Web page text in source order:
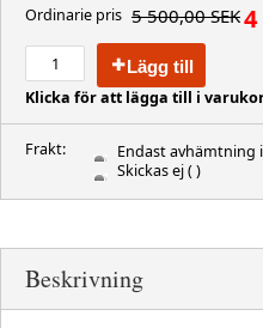
Ordinarie pris 5 500,00 SEK4
Lägg till
Klicka för att lägga till i
Frakt: Endast avhämtning
Skickas ej( )
Beskrivning